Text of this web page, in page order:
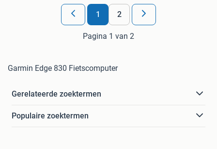
1 2
Pagina 1 van 2
Garmin Edge 830 Fietscomputer
Gerelateerde zoektermen
Populaire zoektermen